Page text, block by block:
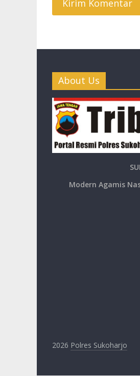
About Us
Modern Agamis
2026 Polres Sukoharjo